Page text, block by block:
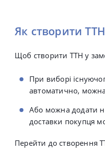
Як створити ТТН
Щоб створити ТТН у
При виборі
автоматично, можна
Або можна додати
доставки покупця
Перейти до створення